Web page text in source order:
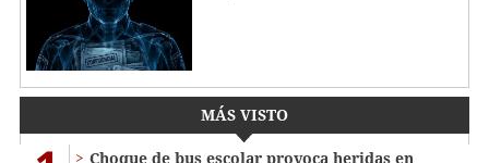
MÁS VISTO
Choque de bus escolar provoca heridas en